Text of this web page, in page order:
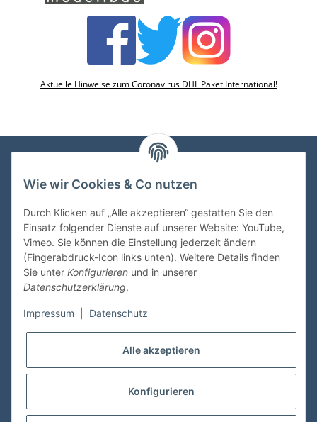
Aktuelle Hinweise zum Coronavirus DHL Paket International!
VDMedien24.de
Kasernenstraße 6-10
66482 Zweibrücken
Tel. 06332 72710
eMail: heinz.nickel@vdmedien.de
Shop Service
* Alle Preise inkl. gesetzlicher USt., zzgl.Versand
Wie wir Cookies & Co nutzen
Durch Klicken auf „Alle akzeptieren“ gestatten Sie den
Einsatz folgender Dienste auf unserer Website: YouTube,
Vimeo. Sie können die Einstellung jederzeit ändern
(Fingerabdruck-Icon links unten). Weitere Details finden
Sie unter Konfigurieren und in unserer
Datenschutzerklärung.
Impressum Datenschutz
Alle akzeptieren
Konfigurieren